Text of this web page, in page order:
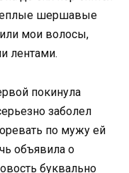
шершавые
мои волосы,
лентами.
покинула
заболел
по мужу ей
объявила о
буквально